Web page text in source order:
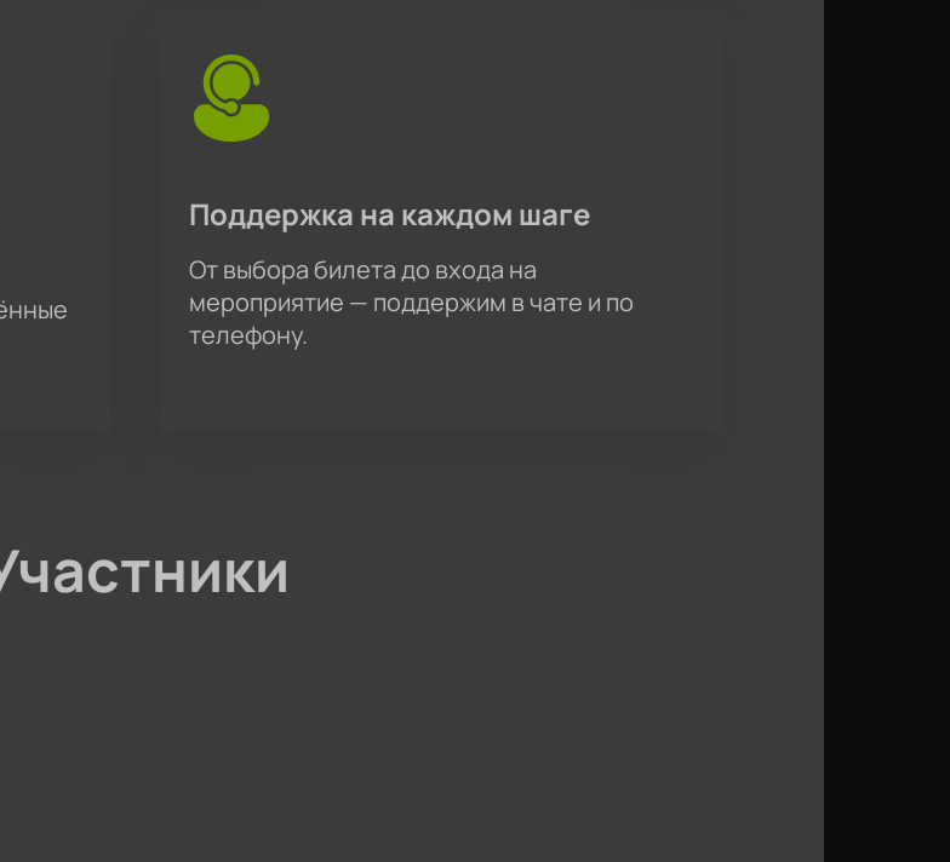
Поддержка на каждом шаге
От выбора билета до входа на
мероприятие — поддержим в чате и по
телефону.